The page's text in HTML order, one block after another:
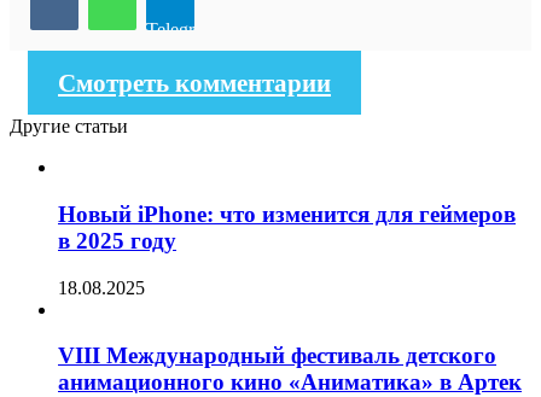
Telegram
Смотреть комментарии
Другие статьи
Новый iPhone: что изменится для геймеров
в 2025 году
18.08.2025
VIII Международный фестиваль детского
анимационного кино «Аниматика» в Артек